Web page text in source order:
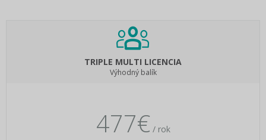
TRIPLE MULTI LICENCIA
Výhodný balík
477€ / rok